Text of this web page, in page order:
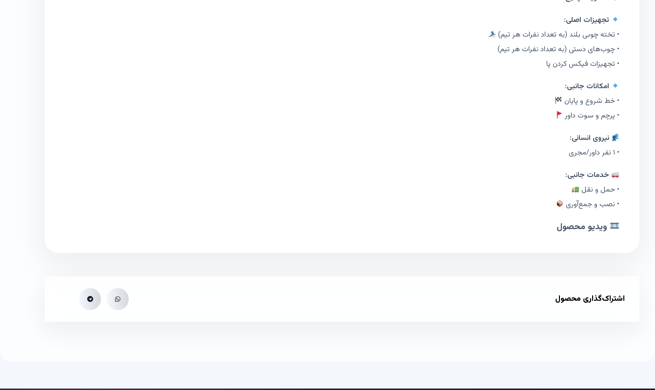
تجهیزات اصلی:
• تخته چوبی بلند (به تعداد نفرات هر تیم)
• چوب‌های دستی (به تعداد نفرات هر تیم)
• تجهیزات فیکس کردن پا
امکانات جانبی:
• خط شروع و پایان
• پرچم و سوت داور
نیروی انسانی:
• ۱ نفر داور/مجری
خدمات جانبی:
• حمل و نقل
• نصب و جمع‌آوری
ویدیو محصول
اشتراک‌گذاری محصول